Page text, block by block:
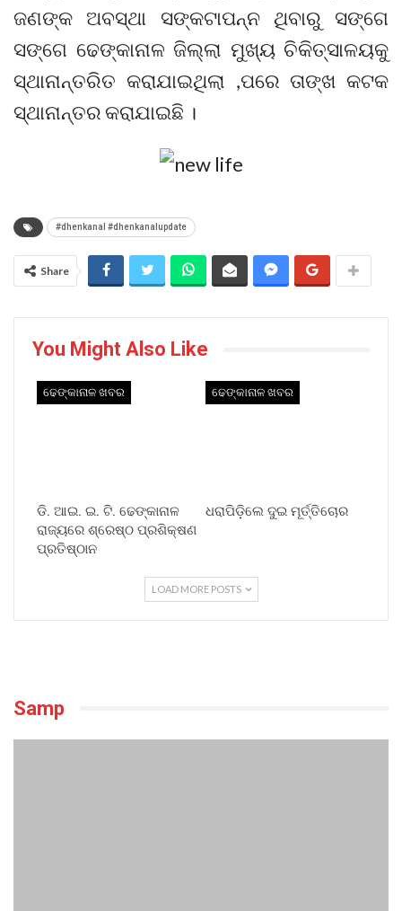
ଜଣଙ୍କ ଅବସ୍ଥା ସଙ୍କଟାପନ୍ନ ଥିବାରୁ ସଙ୍ଗେ
ସଙ୍ଗେ ଢେଙ୍କାନାଳ ଜିଲ୍ଲା ମୁଖ୍ୟ ଚିକିତ୍ସାଳୟକୁ
ସ୍ଥାନାନ୍ତରିତ କରାଯାଇଥିଲା ,ପରେ ତାଙ୍ଖ କଟକ
ସ୍ଥାନାନ୍ତର କରାଯାଇଛି ।
#dhenkanal #dhenkanalupdate
Share
You Might Also Like
ଢେଙ୍କାନାଳ ଖବର
ଡି. ଆଇ. ଇ. ଟି. ଢେଙ୍କାନାଳ
ରାଜ୍ୟରେ ଶ୍ରେଷ୍ଠ ପ୍ରଶିକ୍ଷଣ
ପ୍ରତିଷ୍ଠାନ
ଢେଙ୍କାନାଳ ଖବର
ଧରାପିଡ଼ିଲେ ଦୁଇ ମୂର୍ତ୍ତିଚୋର
LOAD MORE POSTS
Samp